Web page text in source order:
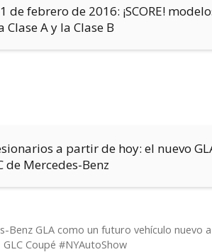
de febrero de 2016: ¡SCORE!
Clase A y la Clase B
a partir de hoy: el nuevo
de Mercedes-Benz
GLA como un futuro vehículo nuevo
Coupé #NYAutoShow